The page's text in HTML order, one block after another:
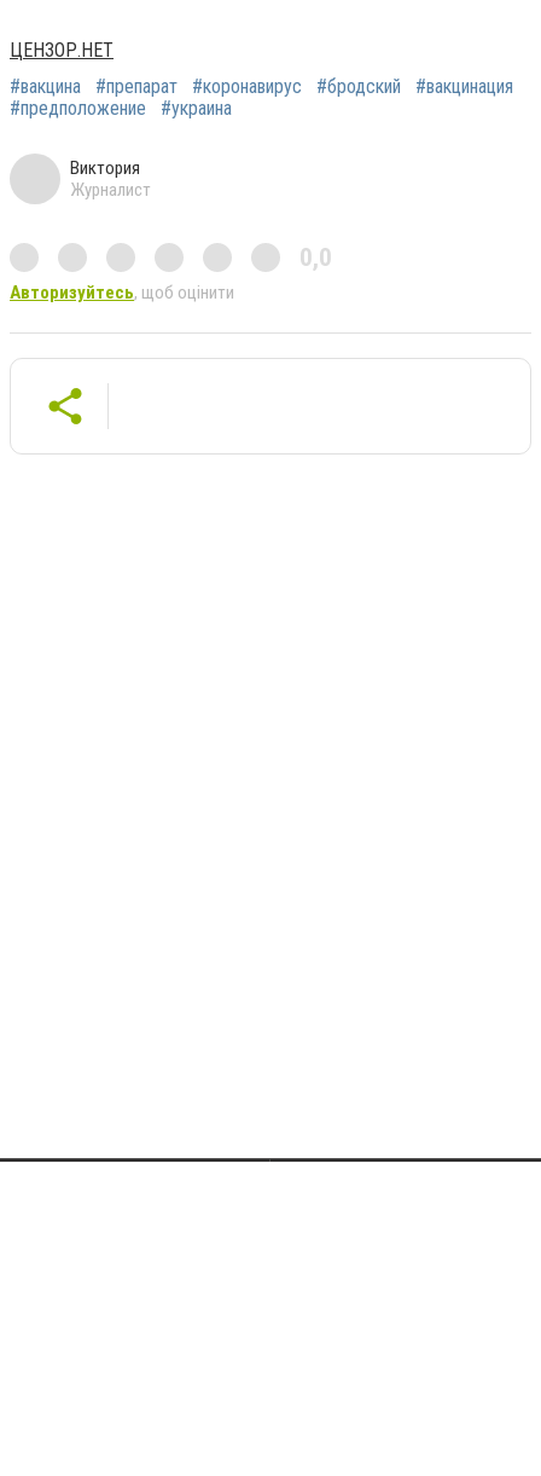
ЦЕНЗОР.НЕТ
#вакцина
#препарат #коронавирус #бродский
#вакцинация
#предположение
#украина
Виктория
Журналист
0,0
Авторизуйтесь, щоб оцінити